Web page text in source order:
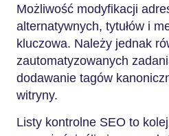
Możliwość modyfikacji
alternatywnych, tytułów i
kluczowa. Należy jednak
zautomatyzowanych
dodawanie tagów
witryny.
Listy kontrolne SEO to